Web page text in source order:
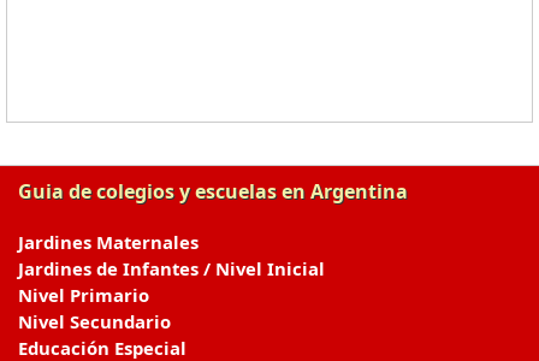
Guia de colegios y escuelas en Argentina
Jardines Maternales
Jardines de Infantes / Nivel Inicial
Nivel Primario
Nivel Secundario
Educación Especial